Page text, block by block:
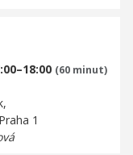
(60 minut)
1